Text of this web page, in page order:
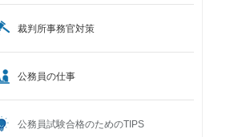
裁判所事務官対策
公務員の仕事
公務員試験合格のためのTIPS